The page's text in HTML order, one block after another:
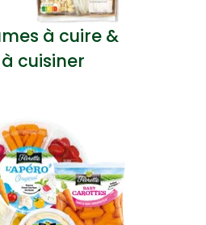
à cuire &
cuisiner